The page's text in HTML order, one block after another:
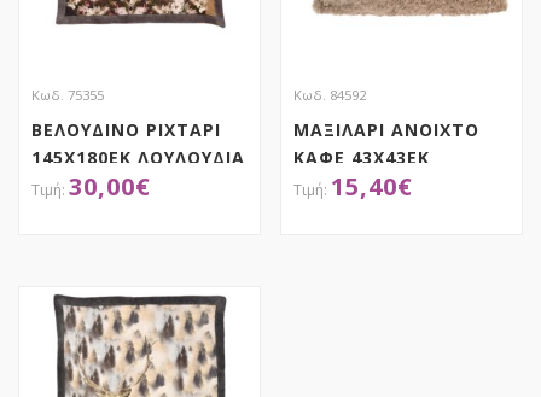
Κωδ. 75355
ΒΕΛΟΥΔΙΝΟ ΡΙΧΤΑΡΙ
145Χ180ΕΚ ΛΟΥΛΟΥΔΙΑ
ΒΑΜΒΑΚΕΡΟ ΜΕ
30,00€
Κωδ. 84592
ΜΑΞΙΛΑΡΙ ΑΝΟΙΧΤΟ
ΚΑΦΕ 43X43EK
15,40€